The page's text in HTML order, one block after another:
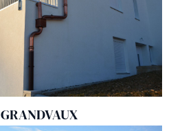
GRANDVAUX